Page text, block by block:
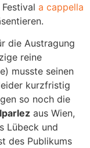
a cappella
die Austragung
reine
musste seinen
kurzfristig
so noch die
aus Wien,
Lübeck und
des Publikums